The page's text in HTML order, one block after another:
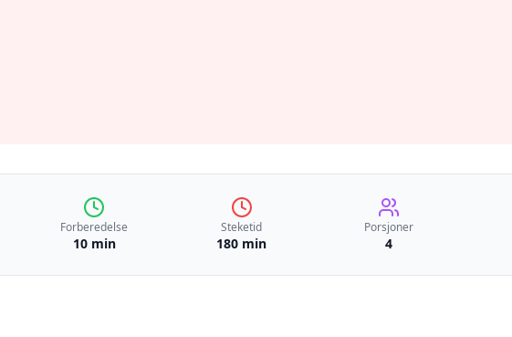
Forberedelse
10 min
Steketid
180 min
Porsjoner
4